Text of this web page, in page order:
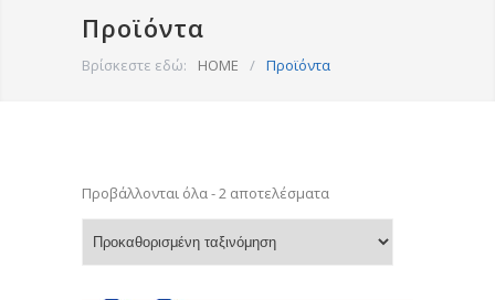
Προϊόντα
Βρίσκεστε εδώ: HOME / Προϊόντα
Προβάλλονται όλα - 2 αποτελέσματα